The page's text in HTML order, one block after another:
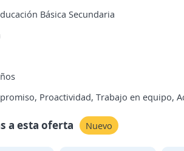
Básica Secundaria
Proactividad, Trabajo en equipo,
a esta oferta Nuevo